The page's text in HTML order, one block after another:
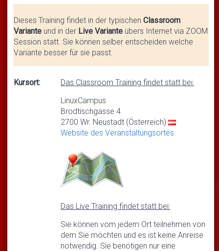
Dieses Training findet in der typischen Classroom
Variante und in der Live Variante übers Internet via ZOOM
Session statt. Sie können selber entscheiden welche
Variante besser für sie passt.
Kursort:
Das Classroom Training findet statt bei:
LinuxCampus
Brodtischgasse 4
2700 Wr. Neustadt (Österreich)
Website des Veranstaltungsortes
Das Live Training findet statt bei:
Sie können vom jedem Ort teilnehmen von
dem Sie möchten und es ist keine Anreise
notwendig. Sie benötigen nur eine